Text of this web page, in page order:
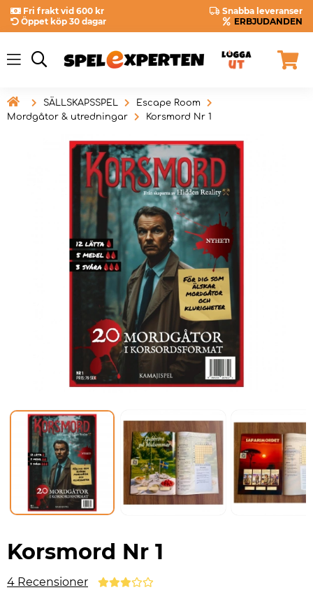
Fri frakt vid 600 kr
Snabba leveranser
Öppet köp 30 dagar
ERBJUDANDEN
 SÄLLSKAPSSPEL
Escape Room
Mordgåtor & utredningar
Korsmord Nr 1
Korsmord Nr 1
4 Recensioner